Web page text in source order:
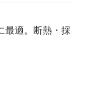
最適。断熱・採